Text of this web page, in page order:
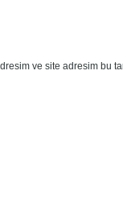
ve site adresim bu